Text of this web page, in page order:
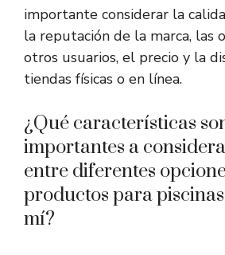
importante considerar la
la reputación de la marca, las
otros usuarios, el precio y la
tiendas físicas o en línea.
¿Qué características
importantes a
entre diferentes
productos para
mí?